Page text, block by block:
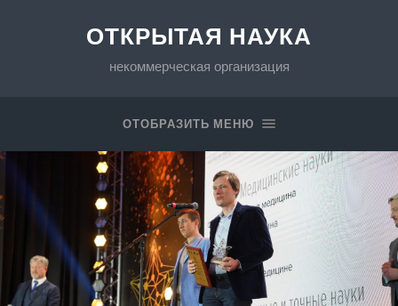
ОТКРЫТАЯ НАУКА
некоммерческая организация
ОТОБРАЗИТЬ МЕНЮ